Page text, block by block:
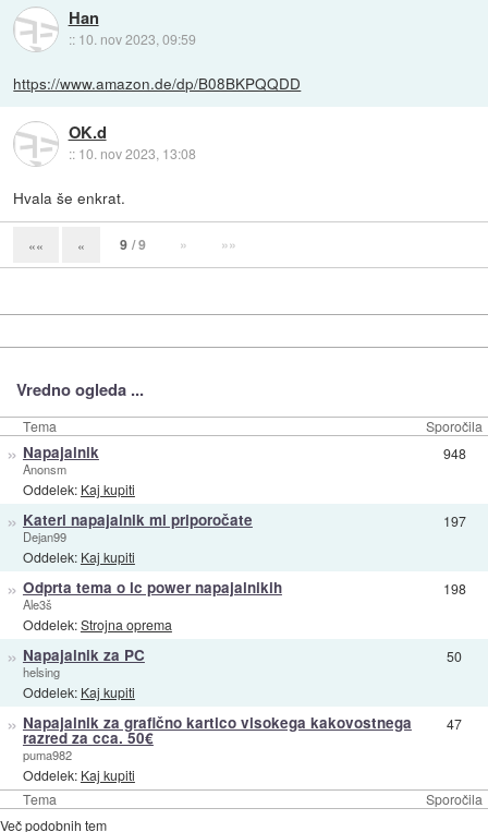
Han
:: 10. nov 2023, 09:59
https://www.amazon.de/dp/B08BKPQQDD
OK.d
:: 10. nov 2023, 13:08
Hvala še enkrat.
«« « 9 / 9 » »»
Vredno ogleda ...
Tema Sporočila
Tema Sporočila
» Napajalnik
Anonsm
Oddelek: Kaj kupiti
948
» Kateri napajalnik mi priporočate
Dejan99
Oddelek: Kaj kupiti
197
» Odprta tema o lc power napajalnikih
Ale3š
Oddelek:Strojna oprema
198
» Napajalnik za PC
helsing
Oddelek: Kaj kupiti
50
» Napajalnik za grafično kartico visokega kakovostnega
razred za cca. 50€
puma982
Oddelek: Kaj kupiti
47
Več podobnih tem